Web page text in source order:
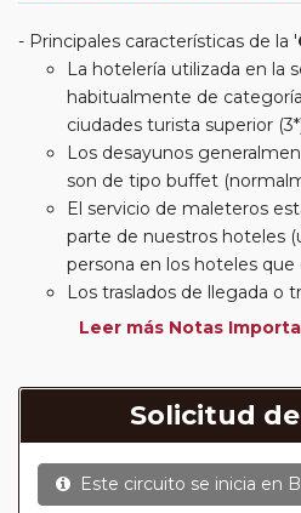
Principales características de la '
La hotelería utilizada en la
habitualmente de
ciudades turista superior
Los desayunos
son de tipo buffet
El servicio de maleteros
parte de nuestros hoteles
persona en los hoteles
Los traslados de llegada o
estarán incluidos según
suplemento de media
almuerzos o cenas
En muchos itinerarios le
circuitos clásicos Europeos
Leer más Notas
Solicitud
Este circuito se inicia en